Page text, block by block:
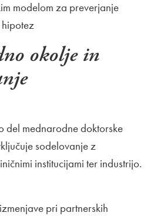
modelom za preverjanje
okolje in
del mednarodne doktorske
sodelovanje z
institucijami ter industrijo.
pri partnerskih